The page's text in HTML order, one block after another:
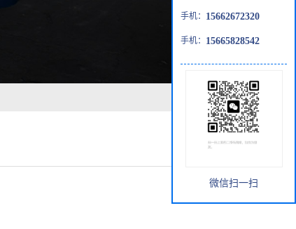
手机： 15662672320
手机： 15665828542
微信扫一扫